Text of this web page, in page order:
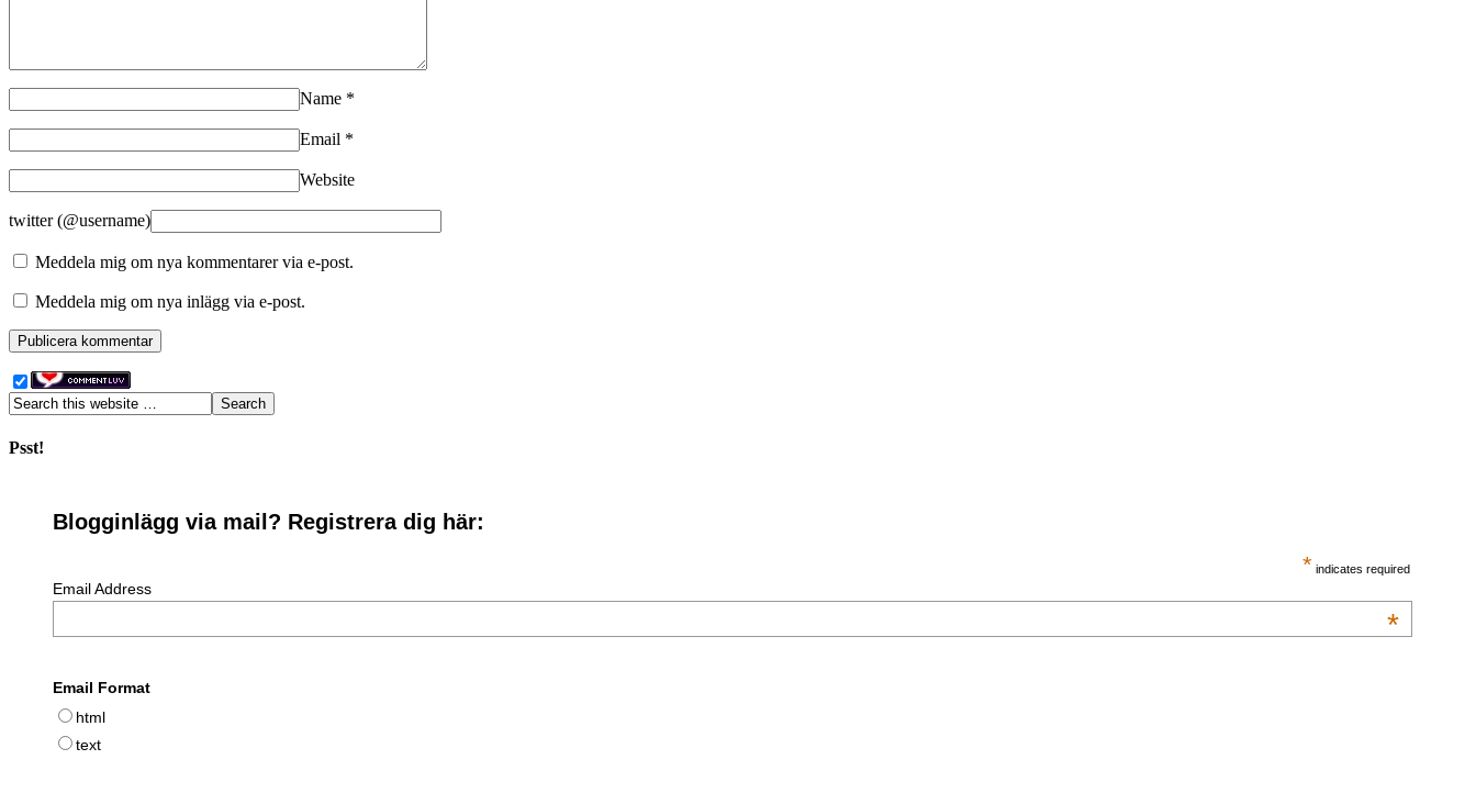
Name *
Email *
Website
twitter (@username)
Meddela mig om nya kommentarer via e-post.
Meddela mig om nya inlägg via e-post.
Psst!
Blogginlägg via mail? Registrera dig här:
* indicates required
Email Address
*
Email Format
html
text